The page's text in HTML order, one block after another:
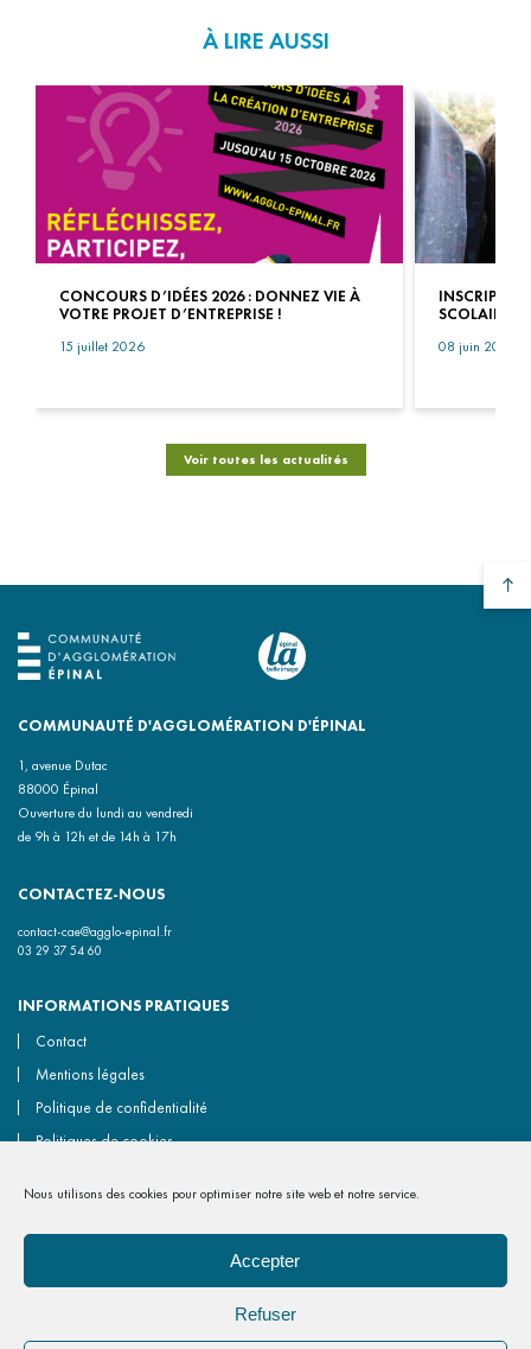
Nous utilisons des cookies pour optimiser notre site web et notre service.
Accepter
Refuser
À LIRE AUSSI
CONCOURS D’IDÉES 2026 : DONNEZ VIE À
VOTRE PROJET D’ENTREPRISE !
15 juillet 2026
SCOLAIRES
08 juin 2026
Voir toutes les actualités
COMMUNAUTÉ D'AGGLOMÉRATION D'ÉPINAL
1, avenue Dutac
88000 Épinal
Ouverture du lundi au vendredi
de 9h à 12h et de 14h à 17h
CONTACTEZ-NOUS
contact-cae@agglo-epinal.fr
03 29 37 54 60
INFORMATIONS PRATIQUES
Contact
Mentions légales
Politique de confidentialité
Politiques de cookies